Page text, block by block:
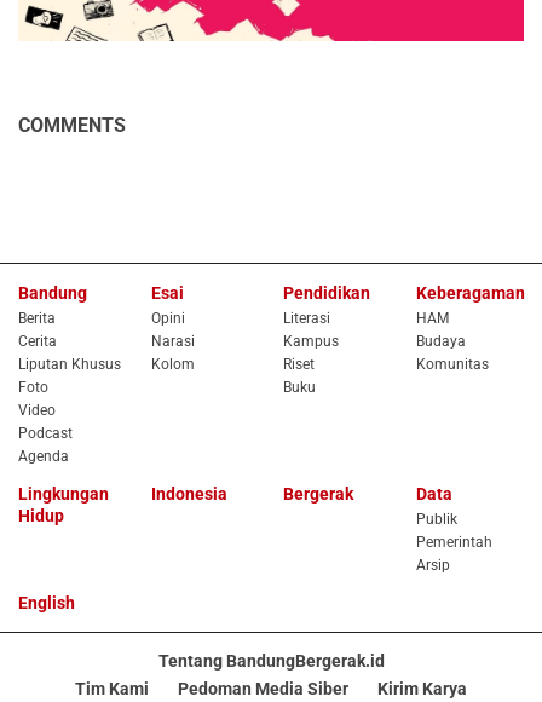
COMMENTS
Bandung
Berita
Cerita
Liputan Khusus
Foto
Video
Podcast
Agenda
Esai
Opini
Narasi
Kolom
Pendidikan
Literasi
Kampus
Riset
Buku
Keberagaman
HAM
Budaya
Komunitas
Lingkungan
Hidup
Indonesia Bergerak Data
Publik
Pemerintah
Arsip
English
Tentang BandungBergerak.id
Tim Kami
Pedoman Media Siber Kirim Karya